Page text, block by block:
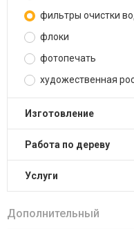
фильтры очистки
флоки
фотопечать
художественная
изготовление
работа по дереву
услуги
Дополнительный